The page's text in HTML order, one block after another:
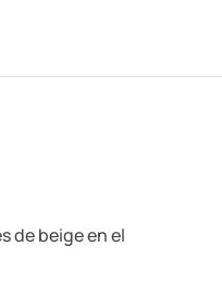
de beige en el